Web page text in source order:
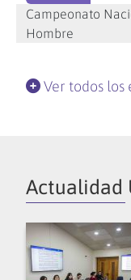
Campeonato
Hombre
Ver todos los
Actualidad